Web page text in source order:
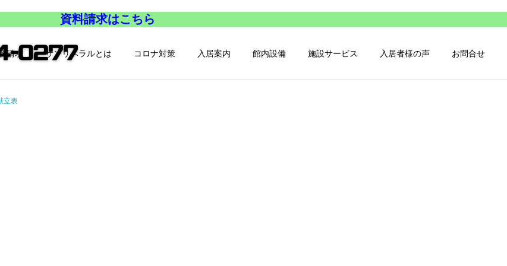
資料請求はこちら
請求 サンリベラルとは コロナ対策 入居案内 館内設備 施設サービス 入居者様の声 お問合せ
立表